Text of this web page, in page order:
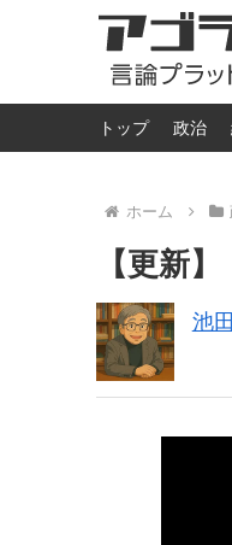
トップ 政治
ホーム
【更新
池